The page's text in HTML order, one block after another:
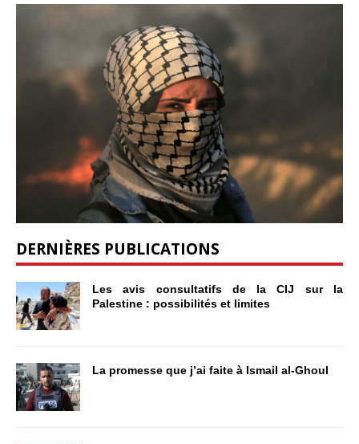
DERNIÈRES PUBLICATIONS
Les avis consultatifs de la CIJ sur la
Palestine : possibilités et limites
La promesse que j’ai faite à Ismail al-Ghoul